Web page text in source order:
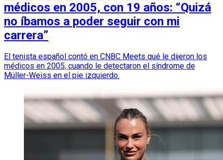
médicos en 2005, con 19 años: “Quizá
no íbamos a poder seguir con mi
carrera”
El tenista español contó en CNBC Meets qué le dijeron los
médicos en 2005, cuando le detectaron el síndrome de
Müller-Weiss en el pie izquierdo.